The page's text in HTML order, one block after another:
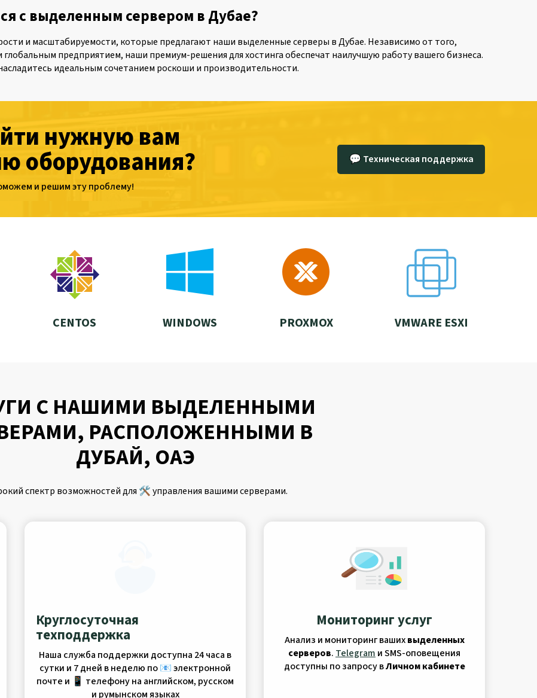
с выделенным сервером в Дубае?
и масштабируемости, которые предлагают наши выделенные серверы в Дубае. Независимо от того,
предприятием, наши премиум-решения для хостинга обеспечат наилучшую работу вашего бизнеса.
идеальным сочетанием роскоши и производительности.
нужную вам
оборудования?
и решим эту проблему!
💬 Техническая поддержка
CENTOS WINDOWS PROXMOX VMWARE ESXI
С НАШИМИ ВЫДЕЛЕННЫМИ
РАСПОЛОЖЕННЫМИ В
ДУБАЙ, ОАЭ
спектр возможностей для 🛠️ управления вашими серверами.
Круглосуточная
техподдержка
Наша служба поддержки доступна 24 часа в
сутки и 7 дней в неделю по 📧 электронной
почте и 📱 телефону на английском, русском
и румынском языках
Мониторинг услуг
Анализ и мониторинг вашихвыделенных
серверов. Telegram и SMS-оповещения
доступны по запросу вЛичном кабинете